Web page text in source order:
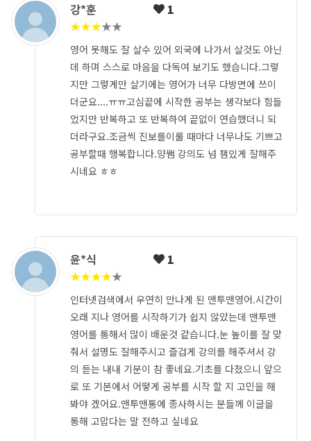
강*훈 1
★★★★★
영어 못해도 잘 살수 있어 외국에 나가서 살것도 아닌
데 하며 스스로 마음을 다독여 보기도 했습니다.그렇
지만 그렇게만 살기에는 영어가 너무 다방면에 쓰이
더군요....ㅠㅠ고심끝에 시작한 공부는 생각보다 힘들
었지만 반복하고 또 반복하여 끝없이 연습했더니 되
더라구요.조금씩 진보를이룰 때마다 너무나도 기쁘고
공부할때 행복합니다.양쌤 강의도 넘 잼있게 잘해주
시네요 ㅎㅎ
윤*식 1
★★★★★
인터넷검색에서 우연히 만나게 된 맨투맨영어.시간이
오래 지나 영어를 시작하기가 쉽지 않았는데 맨투맨
영어를 통해서 많이 배운것 같습니다.눈 높이를 잘 맞
춰서 설명도 잘해주시고 즐겁게 강의를 해주셔서 강
의 듣는 내내 기분이 참 좋네요.기초를 다졌으니 앞으
로 또 기본에서 어떻게 공부를 시작 할 지 고민을 해
봐야 겠어요.맨투맨통에 종사하시는 분들께 이글을
통해 고맙다는 말 전하고 싶네요